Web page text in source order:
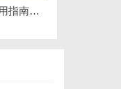
全面解析电棍购买网站选择及使用指南，保障安全与合法性